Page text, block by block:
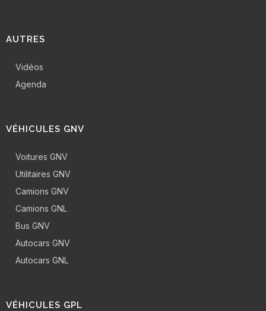
AUTRES
Vidéos
Agenda
VÉHICULES GNV
Voitures GNV
Utilitaires GNV
Camions GNV
Camions GNL
Bus GNV
Autocars GNV
Autocars GNL
VÉHICULES GPL